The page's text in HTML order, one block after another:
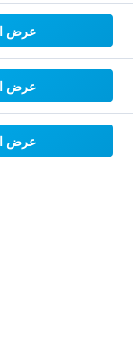
عرض
عرض
عرض